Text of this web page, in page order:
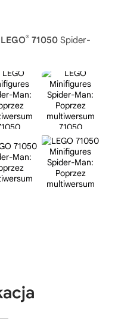
LEGO® 71050 Spider-